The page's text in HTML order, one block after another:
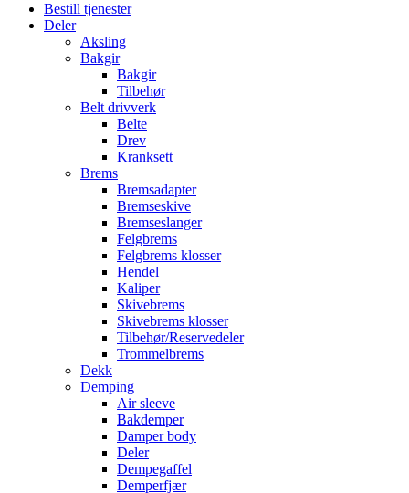
Bestill tjenester
Deler
Aksling
Bakgir
Bakgir
Tilbehør
Belt drivverk
Belte
Drev
Kranksett
Brems
Bremsadapter
Bremseskive
Bremseslanger
Felgbrems
Felgbrems klosser
Hendel
Kaliper
Skivebrems
Skivebrems klosser
Tilbehør/Reservedeler
Trommelbrems
Dekk
Demping
Air sleeve
Bakdemper
Damper body
Deler
Dempegaffel
Demperfjær